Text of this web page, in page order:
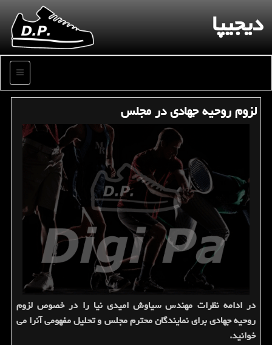
دیجیپا
منو
لزوم روحیه جهادی در مجلس
در ادامه نظرات مهندس سیاوش امیدی نیا را در خصوص لزوم
روحیه جهادی برای نمایندگان محترم مجلس و تحلیل مفهومی آنرا می
خوانید.